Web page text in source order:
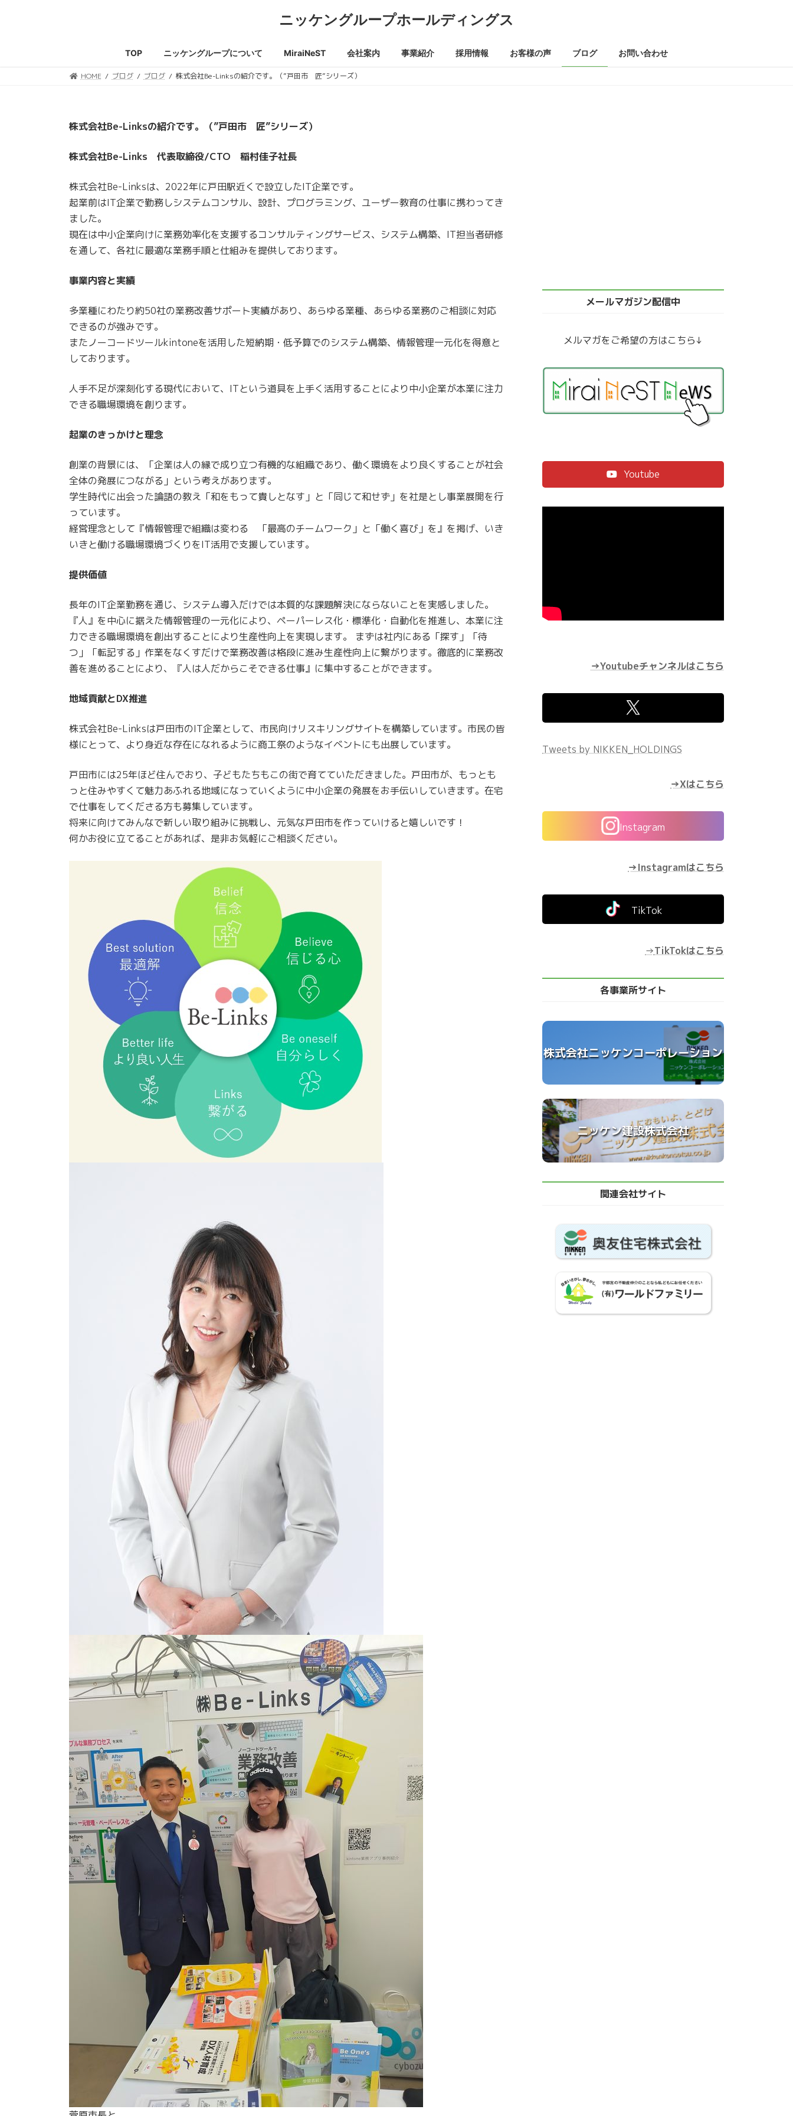
ニッケングループホールディングス
TOP ニッケングループについて MiraiNeST 会社案内 事業紹介 採用情報 お客様の声 ブログ お問い合わせ
HOME ブログ ブログ 株式会社Be-Linksの紹介です。（”戸田市 匠”シリーズ）
株式会社Be-Linksの紹介です。（”戸田市 匠”シリーズ）
株式会社Be-Links 代表取締役/CTO 稲村佳子社長
株式会社Be-Linksは、2022年に戸田駅近くで設立したIT企業です。
起業前はIT企業で勤務しシステムコンサル、設計、プログラミング、ユーザー教育の仕事に携わってき
ました。
現在は中小企業向けに業務効率化を支援するコンサルティングサービス、システム構築、IT担当者研修
を通して、各社に最適な業務手順と仕組みを提供しております。
事業内容と実績
多業種にわたり約50社の業務改善サポート実績があり、あらゆる業種、あらゆる業務のご相談に対応
できるのが強みです。
またノーコードツールkintoneを活用した短納期・低予算でのシステム構築、情報管理一元化を得意と
しております。
人手不足が深刻化する現代において、ITという道具を上手く活用することにより中小企業が本業に注力
できる職場環境を創ります。
起業のきっかけと理念
創業の背景には、「企業は人の縁で成り立つ有機的な組織であり、働く環境をより良くすることが社会
全体の発展につながる」という考えがあります。
学生時代に出会った論語の教え「和をもって貴しとなす」と「同じて和せず」を社是とし事業展開を行
っています。
経営理念として『情報管理で組織は変わる 「最高のチームワーク」と「働く喜び」を』を掲げ、いき
いきと働ける職場環境づくりをIT活用で支援しています。
提供価値
長年のIT企業勤務を通じ、システム導入だけでは本質的な課題解決にならないことを実感しました。
『人』を中心に据えた情報管理の一元化により、ペーパーレス化・標準化・自動化を推進し、本業に注
力できる職場環境を創出することにより生産性向上を実現します。 まずは社内にある「探す」「待
つ」「転記する」作業をなくすだけで業務改善は格段に進み生産性向上に繋がります。徹底的に業務改
善を進めることにより、『人は人だからこそできる仕事』に集中することができます。
地域貢献とDX推進
株式会社Be-Linksは戸田市のIT企業として、市民向けリスキリングサイトを構築しています。市民の皆
様にとって、より身近な存在になれるように商工祭のようなイベントにも出展しています。
戸田市には25年ほど住んでおり、子どもたちもこの街で育てていただきました。戸田市が、もっとも
っと住みやすくて魅力あふれる地域になっていくように中小企業の発展をお手伝いしていきます。在宅
で仕事をしてくださる方も募集しています。
将来に向けてみんなで新しい取り組みに挑戦し、元気な戸田市を作っていけると嬉しいです！
何かお役に立てることがあれば、是非お気軽にご相談ください。
メールマガジン配信中
メルマガをご希望の方はこちら↓
Youtube
→Youtubeチャンネルはこちら
Tweets by NIKKEN_HOLDINGS
→Xはこちら
Instagram
→Instagramはこちら
TikTok
→TikTokはこちら
各事業所サイト
株式会社ニッケンコーポレーション
ニッケン建設株式会社
関連会社サイト